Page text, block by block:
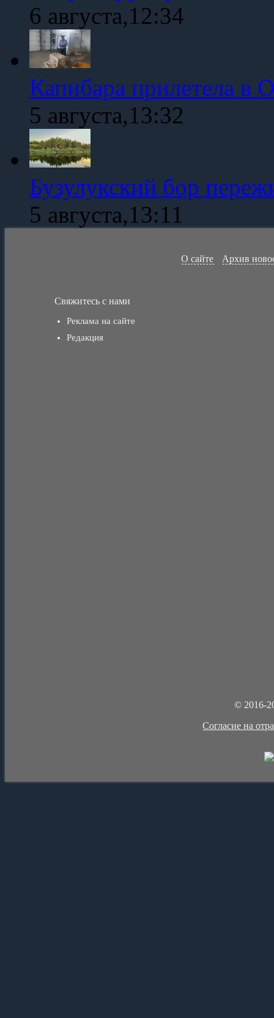
6 августа,12:34
Капибара прилетела в
5 августа,13:32
Бузулукский бор
5 августа,13:11
О сайте Архив
Свяжитесь с нами
Реклама на сайте
Редакция
© 2016-
Cогласие на